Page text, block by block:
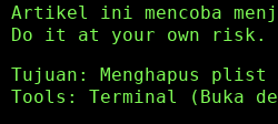
Artikel ini mencoba
Do it at your own risk.
Tujuan: Menghapus plist
Tools: Terminal (Buka